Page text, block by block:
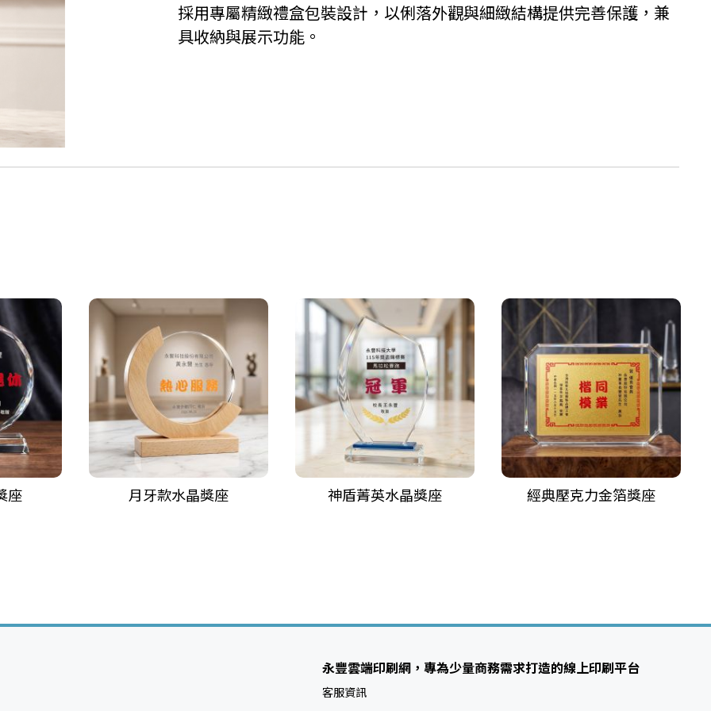
採用專屬精緻禮盒包裝設計，以俐落外觀與細緻結構提供完善保護，兼
具收納與展示功能。
座 月牙款水晶獎座 神盾菁英水晶獎座 經典壓克力金箔獎座
永豐雲端印刷網，專為少量商務需求打造的線上印刷平台
客服資訊